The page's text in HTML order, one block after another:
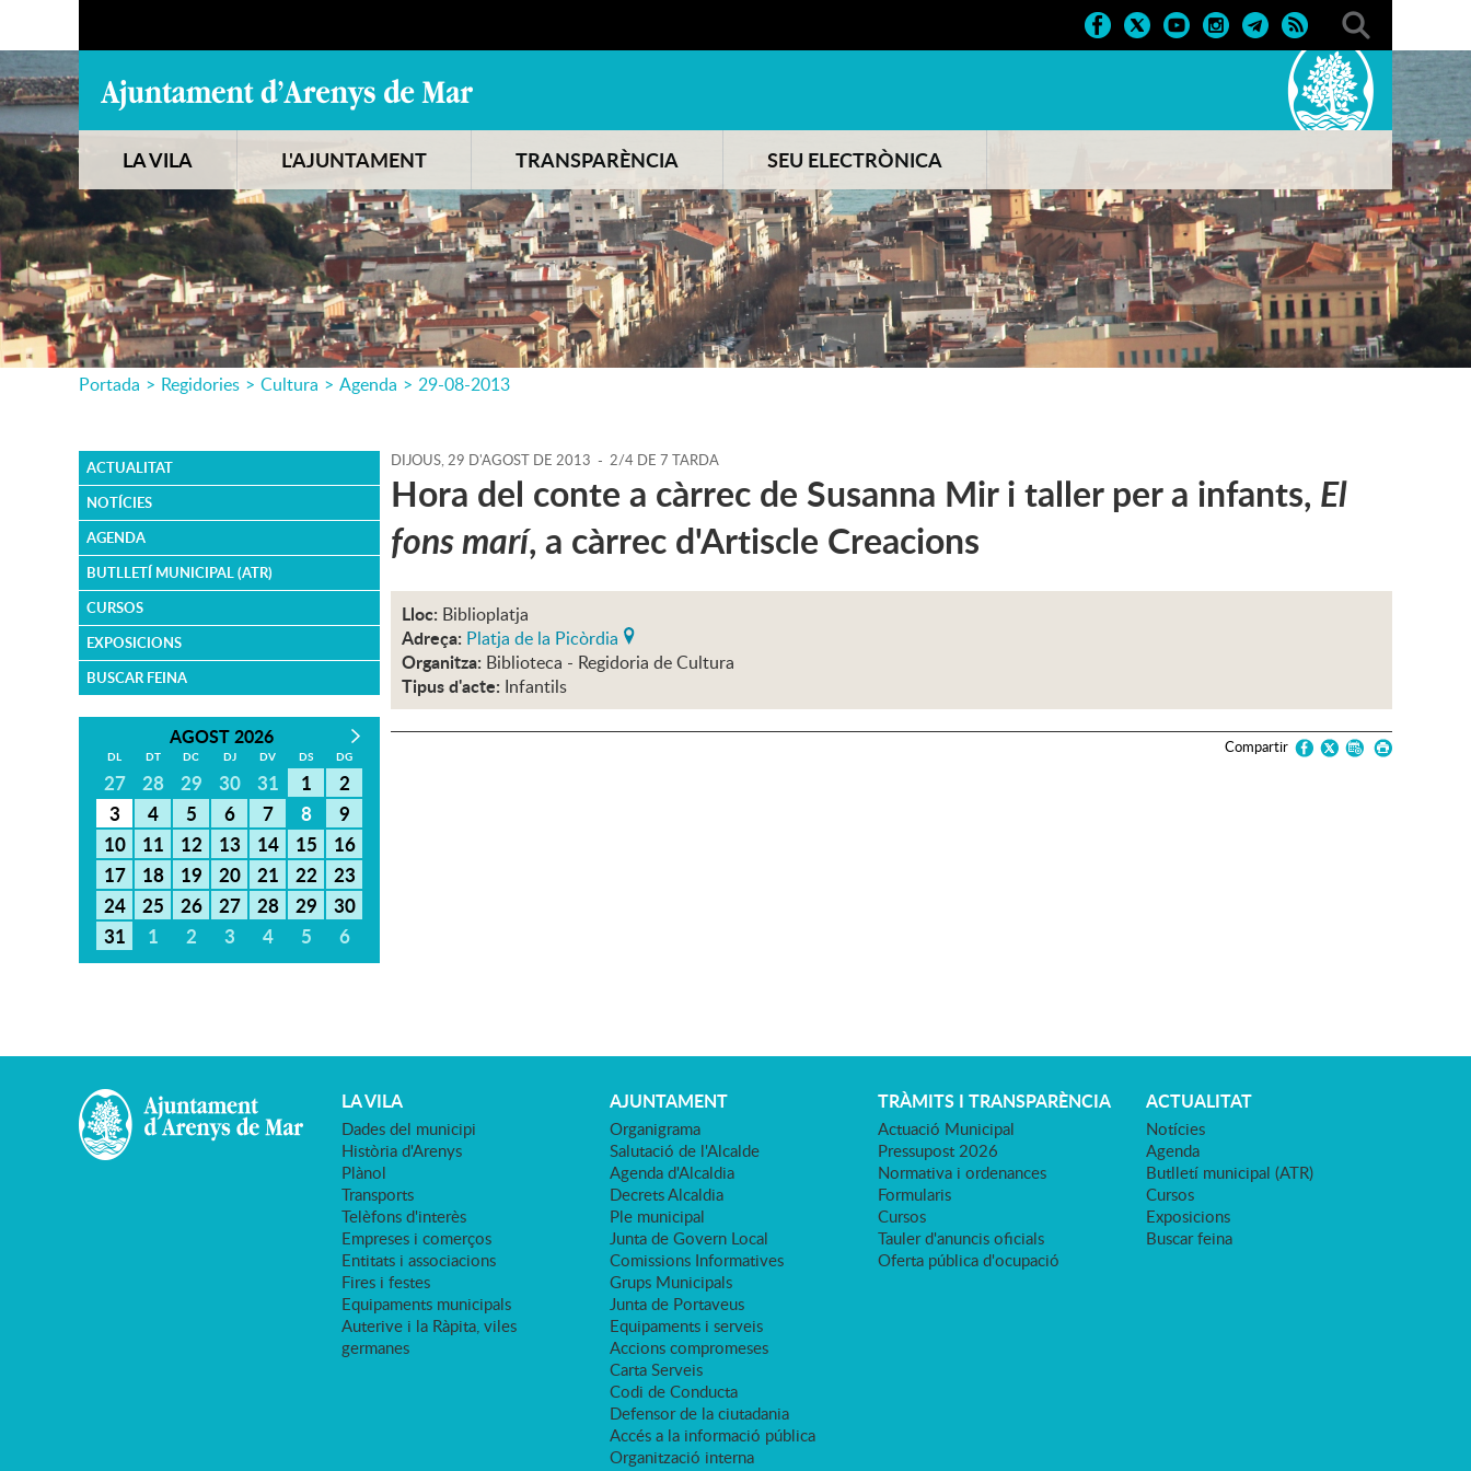
LA VILA L'AJUNTAMENT TRANSPARÈNCIA SEU ELECTRÒNICA
Portada > Regidories > Cultura > Agenda > 29-08-2013
ACTUALITAT
NOTÍCIES
AGENDA
BUTLLETÍ MUNICIPAL (ATR)
CURSOS
EXPOSICIONS
BUSCAR FEINA
AGOST 2026
DL DT DC DJ DV DS DG
27 28 29 30 31 1
2
3
4 5 6 7 8
9
10
11 12 13 14 15
16
17
18 19 20 21 22
23
24
25 26 27 28 29
30
31
1 2 3 4 5 6
DIJOUS,29 D'AGOST DE 2013 - 2/4 DE 7 TARDA
Hora del conte a càrrec de Susanna Mir i taller per a infants, El
fons marí, a càrrec d'Artiscle Creacions
Lloc: Biblioplatja
Adreça: Platja de la Picòrdia
Organitza: Biblioteca - Regidoria de Cultura
Tipus d'acte: Infantils
Compartir
LA VILA
Dades del municipi
Història d'Arenys
Plànol
Transports
Telèfons d'interès
Empreses i comerços
Entitats i associacions
Fires i festes
Equipaments municipals
Auterive i la Ràpita, viles
germanes
AJUNTAMENT
Organigrama
Salutació de l'Alcalde
Agenda d'Alcaldia
Decrets Alcaldia
Ple municipal
Junta de Govern Local
Comissions Informatives
Grups Municipals
Junta de Portaveus
Equipaments i serveis
Accions compromeses
Carta Serveis
Codi de Conducta
Defensor de la ciutadania
Accés a la informació pública
Organització interna
TRÀMITS I TRANSPARÈNCIA
Actuació Municipal
Pressupost 2026
Normativa i ordenances
Formularis
Cursos
Tauler d'anuncis oficials
Oferta pública d'ocupació
ACTUALITAT
Notícies
Agenda
Butlletí municipal (ATR)
Cursos
Exposicions
Buscar feina